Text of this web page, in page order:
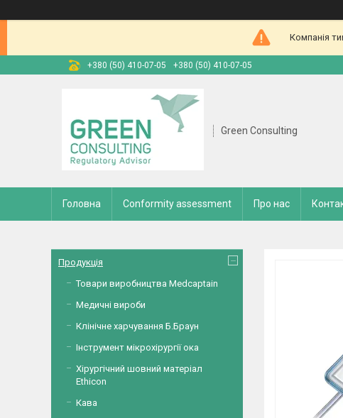
Компанія
+380 (50) 410-07-05 +380 (50) 410-07-05
Green Consulting
Головна Conformity assessment Про нас
Продукція
Товари виробництва Medcaptain
Медичні вироби
Клінічне харчування Б.Браун
Інструмент мікрохірургії ока
Хірургічний шовний матеріал
Ethicon
Кава